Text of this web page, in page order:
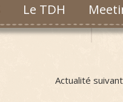
Le TDH
Actualité